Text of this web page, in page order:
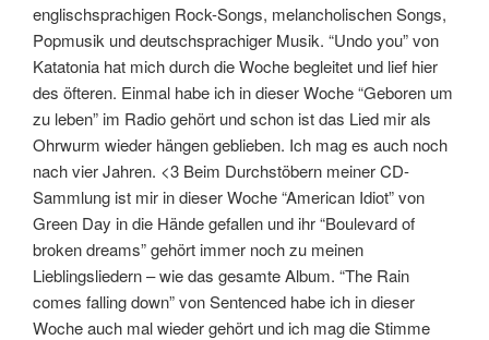
englischsprachigen Rock-Songs, melancholischen Songs,
Popmusik und deutschsprachiger Musik. “Undo you” von
Katatonia hat mich durch die Woche begleitet und lief hier
des öfteren. Einmal habe ich in dieser Woche “Geboren um
zu leben” im Radio gehört und schon ist das Lied mir als
Ohrwurm wieder hängen geblieben. Ich mag es auch noch
nach vier Jahren. <3 Beim Durchstöbern meiner CD-
Sammlung ist mir in dieser Woche “American Idiot” von
Green Day in die Hände gefallen und ihr “Boulevard of
broken dreams” gehört immer noch zu meinen
Lieblingsliedern – wie das gesamte Album. “The Rain
comes falling down” von Sentenced habe ich in dieser
Woche auch mal wieder gehört und ich mag die Stimme